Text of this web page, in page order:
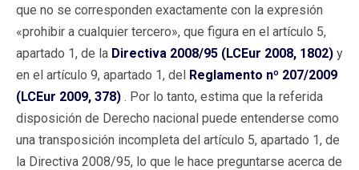
que no se corresponden exactamente con la expresión
«prohibir a cualquier tercero», que figura en el artículo 5,
apartado 1, de la Directiva 2008/95 (LCEur 2008, 1802) y
en el artículo 9, apartado 1, del Reglamento nº 207/2009
(LCEur 2009, 378) . Por lo tanto, estima que la referida
disposición de Derecho nacional puede entenderse como
una transposición incompleta del artículo 5, apartado 1, de
la Directiva 2008/95, lo que le hace preguntarse acerca de